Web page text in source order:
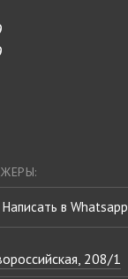
Написать в Whatsapp
208/1